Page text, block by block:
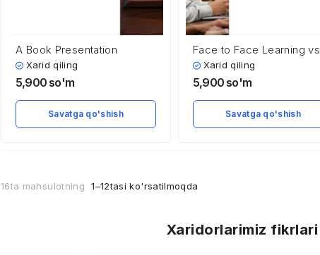
A Book Presentation
Xarid qiling
5,900 so'm
Savatga qo'shish
Face to Face Learning vs
Online Learning
Xarid qiling
5,900 so'm
Savatga qo'shish
16ta mahsulotning 1–12tasi ko'rsatilmoqda
Xaridorlarimiz fikrlari